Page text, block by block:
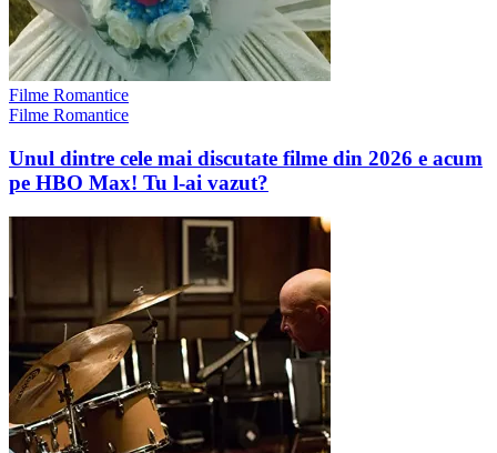
Filme Romantice
Filme Romantice
Unul dintre cele mai discutate filme din 2026 e acum
pe HBO Max! Tu l-ai vazut?